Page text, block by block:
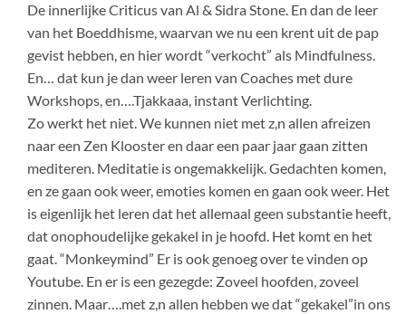
De innerlijke Criticus van Al & Sidra Stone. En dan de leer
van het Boeddhisme, waarvan we nu een krent uit de pap
gevist hebben, en hier wordt “verkocht” als Mindfulness.
En… dat kun je dan weer leren van Coaches met dure
Workshops, en….Tjakkaaa, instant Verlichting.
Zo werkt het niet. We kunnen niet met z,n allen afreizen
naar een Zen Klooster en daar een paar jaar gaan zitten
mediteren. Meditatie is ongemakkelijk. Gedachten komen,
en ze gaan ook weer, emoties komen en gaan ook weer. Het
is eigenlijk het leren dat het allemaal geen substantie heeft,
dat onophoudelijke gekakel in je hoofd. Het komt en het
gaat. “Monkeymind” Er is ook genoeg over te vinden op
Youtube. En er is een gezegde: Zoveel hoofden, zoveel
zinnen. Maar….met z,n allen hebben we dat “gekakel”in ons